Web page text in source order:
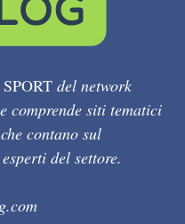
SPORT del network
comprende siti tematici
contano sul
del settore.